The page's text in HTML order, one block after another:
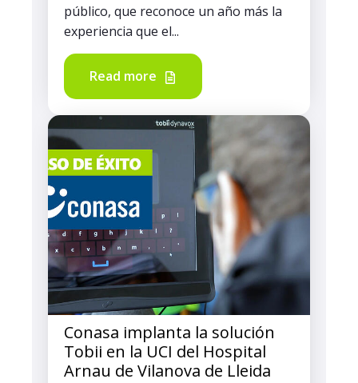
público, que reconoce un año más la
experiencia que el...
Read more
Conasa implanta la solución
Tobii en la UCI del Hospital
Arnau de Vilanova de Lleida